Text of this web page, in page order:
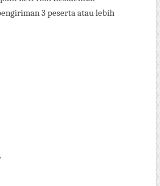
3 peserta atau lebih